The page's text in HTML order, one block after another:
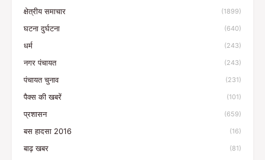
क्षेत्रीय समाचार (1899)
घटना दुर्घटना (640)
धर्म (243)
नगर पंचायत (243)
पंचायत चुनाव (231)
पैक्स की खबरें (101)
प्रशासन (659)
बस हादसा 2016 (16)
बाढ़ खबर (81)